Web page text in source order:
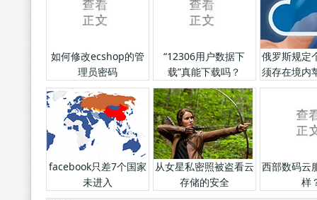
如何修改ecshop的管
理员密码
“12306用户数据下
载”真能下载吗？
俄罗斯规定
须存在境内
影
facebook只差7个国家
未进入
从女星私密照被盗看云
存储的安全
西部数码云
样